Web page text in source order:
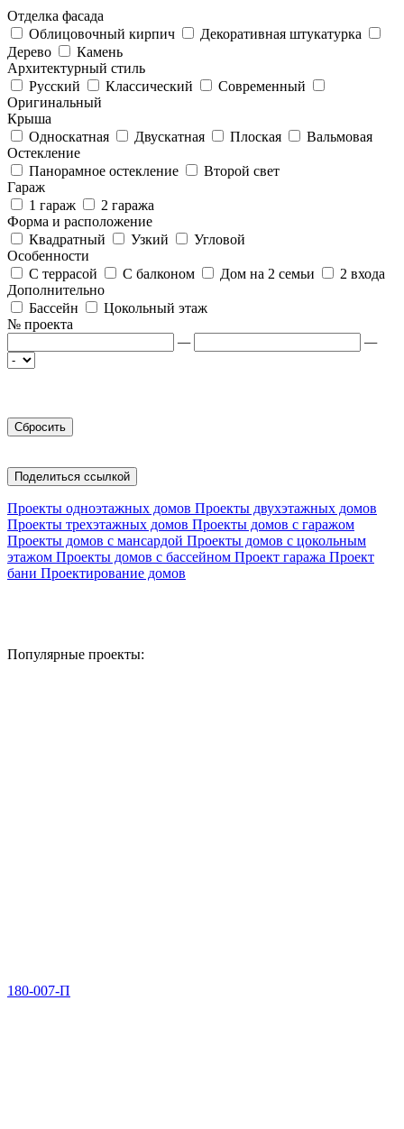
Отделка фасада
Облицовочный кирпич
Декоративная штукатурка
Дерево
Камень
Архитектурный стиль
Русский
Классический
Современный
Оригинальный
Крыша
Односкатная
Двускатная Плоская
Вальмовая
Остекление
Панорамное остекление
Второй свет
Гараж
1 гараж
2 гаража
Форма и расположение
Квадратный
Узкий
Угловой
Особенности
С террасой
С балконом Дом на 2 семьи
2 входа
Дополнительно
Бассейн
Цокольный этаж
№ проекта
—
—
Поделиться ссылкой
Проекты одноэтажных домов Проекты двухэтажных домов
Проекты трехэтажных домов Проекты домов с гаражом
Проекты домов с мансардой Проекты домов с цокольным
этажом Проекты домов с бассейном Проект гаража Проект
бани Проектирование домов
Популярные проекты:
180-007-П